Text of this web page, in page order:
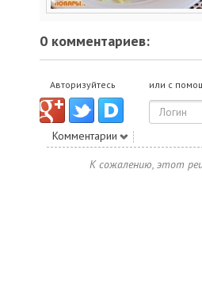
0 комментариев:
Авторизуйтесь или с
Комментарии
К сожалению, этот